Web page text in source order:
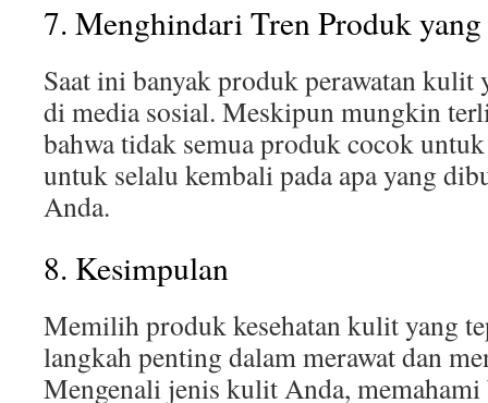
7. Menghindari Tren Produk
Saat ini banyak produk perawatan kulit
di media sosial. Meskipun mungkin
bahwa tidak semua produk cocok
untuk selalu kembali pada apa yang
Anda.
8. Kesimpulan
Memilih produk kesehatan kulit yang
langkah penting dalam merawat dan
Mengenali jenis kulit Anda, memahami